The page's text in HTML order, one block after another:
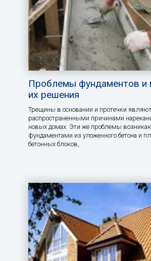
Проблемы фундаментов и
их решения
Трещины в основании и протечки
распространенными причинами
новых домах. Эти же проблемы
фундаментами из уложенного бетона и
бетонных блоков,